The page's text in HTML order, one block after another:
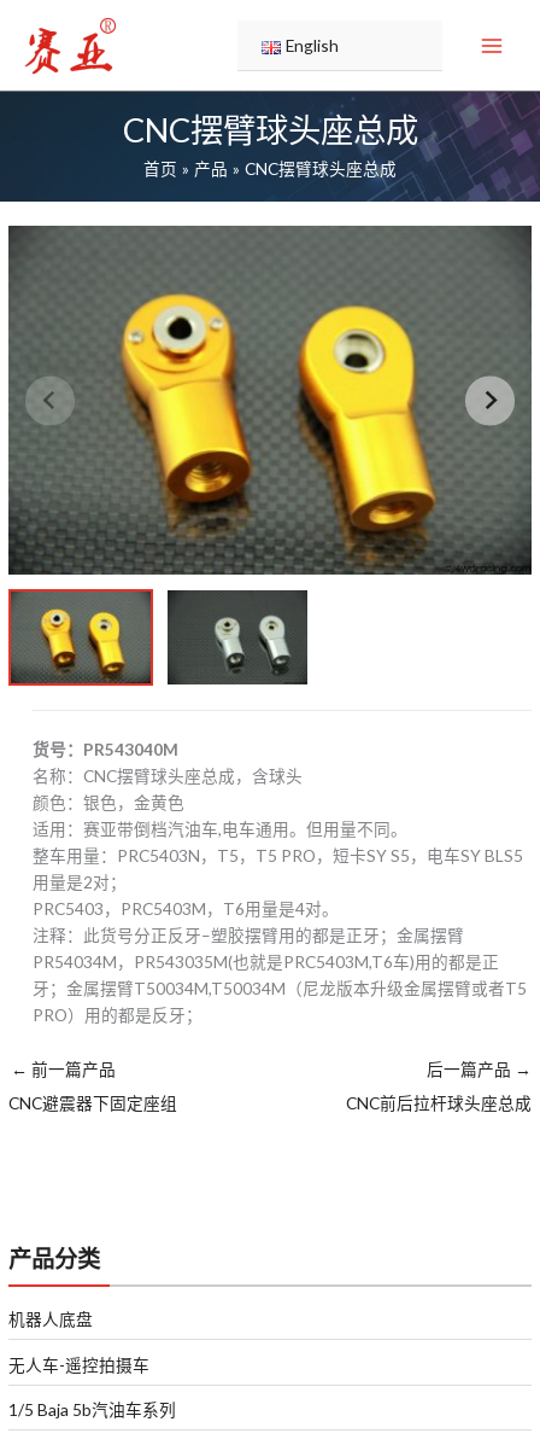
容
English
CNC摆臂球头座总成
首页 产品 CNC摆臂球头座总成
产品分类
机器人底盘
无人车-遥控拍摄车
1/5 Baja 5b汽油车系列
货号：PR543040M
名称：CNC摆臂球头座总成，含球头
颜色：银色，金黄色
适用：赛亚带倒档汽油车,电车通用。但用量不同。
整车用量：PRC5403N，T5，T5 PRO，短卡SY S5，电车SY BLS5
用量是2对；
PRC5403，PRC5403M，T6用量是4对。
注释：此货号分正反牙–塑胶摆臂用的都是正牙；金属摆臂
PR54034M，PR543035M(也就是PRC5403M,T6车)用的都是正
牙；金属摆臂T50034M,T50034M（尼龙版本升级金属摆臂或者T5
PRO）用的都是反牙；
← 前一篇产品
CNC避震器下固定座组
后一篇产品 →
CNC前后拉杆球头座总成